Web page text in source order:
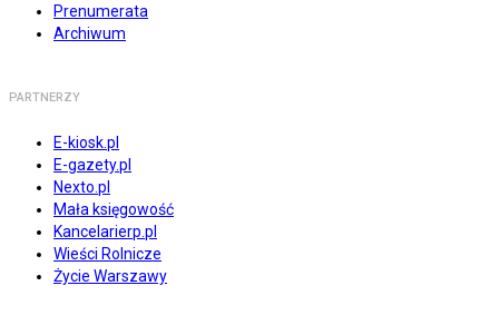
Prenumerata
Archiwum
PARTNERZY
E-kiosk.pl
E-gazety.pl
Nexto.pl
Mała księgowość
Kancelarierp.pl
Wieści Rolnicze
Życie Warszawy